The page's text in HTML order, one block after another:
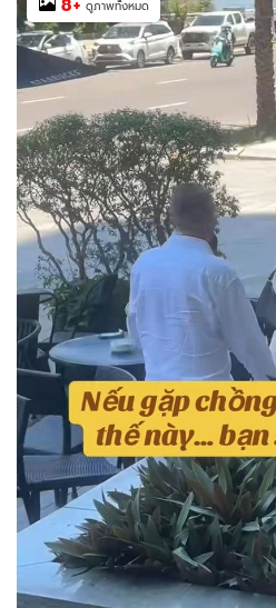
8+ ดูภาพทั้งหมด